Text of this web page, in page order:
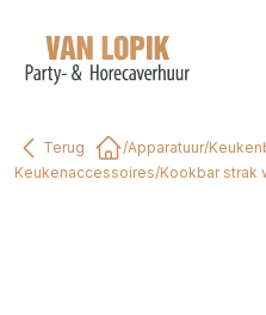
Terug
Home
/Apparatuur/
Keukenaccessoires/Kookbar strak